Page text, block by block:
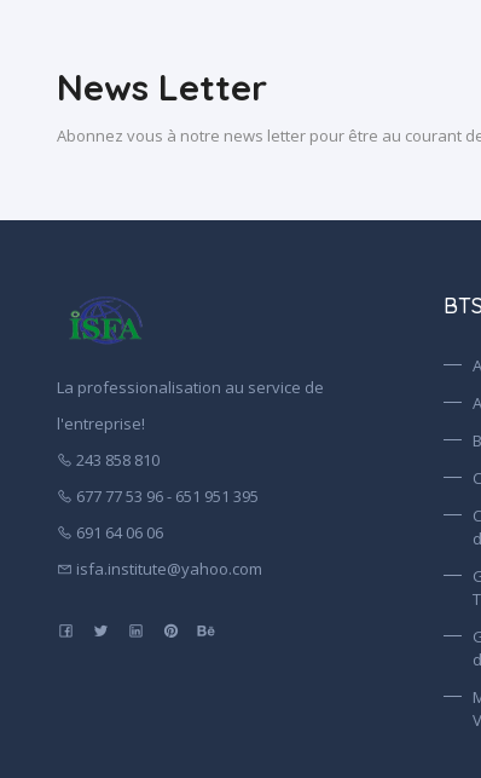
News Letter
Abonnez vous à notre news letter pour être au courant
La professionalisation au service de
l'entreprise!
243 858 810
677 77 53 96 - 651 951 395
691 64 06 06
isfa.institute@yahoo.com
BTS